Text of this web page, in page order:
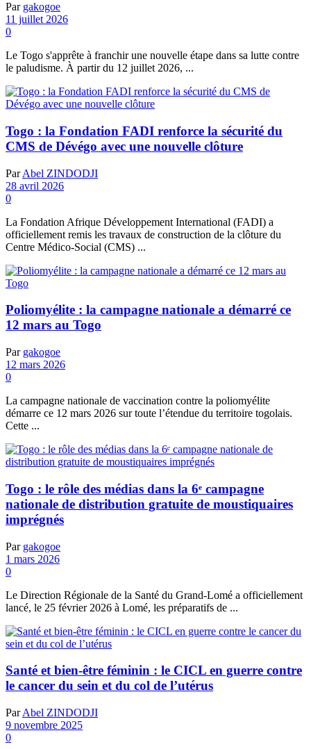
Par gakogoe
11 juillet 2026
0
Le Togo s'apprête à franchir une nouvelle étape dans sa lutte contre
le paludisme. À partir du 12 juillet 2026, ...
Togo : la Fondation FADI renforce la sécurité du
CMS de Dévégo avec une nouvelle clôture
Par Abel ZINDODJI
28 avril 2026
0
La Fondation Afrique Développement International (FADI) a
officiellement remis les travaux de construction de la clôture du
Centre Médico-Social (CMS) ...
Poliomyélite : la campagne nationale a démarré ce
12 mars au Togo
Par gakogoe
12 mars 2026
0
La campagne nationale de vaccination contre la poliomyélite
démarre ce 12 mars 2026 sur toute l’étendue du territoire togolais.
Cette ...
Togo : le rôle des médias dans la 6ᵉ campagne
nationale de distribution gratuite de moustiquaires
imprégnés
Par gakogoe
1 mars 2026
0
Le Direction Régionale de la Santé du Grand-Lomé a officiellement
lancé, le 25 février 2026 à Lomé, les préparatifs de ...
Santé et bien-être féminin : le CICL en guerre contre
le cancer du sein et du col de l’utérus
Par Abel ZINDODJI
9 novembre 2025
0